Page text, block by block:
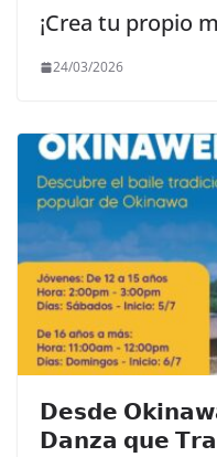
¡Crea tu propio
24/03/2026
𝗗𝗲𝘀𝗱𝗲
𝗗𝗮𝗻𝘇𝗮 𝗾𝘂𝗲